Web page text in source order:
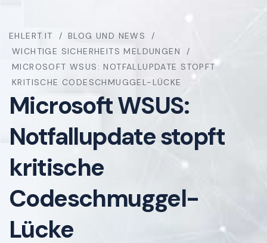
EHLERT.IT
BLOG UND NEWS
WICHTIGE SICHERHEITS MELDUNGEN
MICROSOFT WSUS: NOTFALLUPDATE STOPFT
KRITISCHE CODESCHMUGGEL-LÜCKE
Microsoft WSUS:
Notfallupdate stopft
kritische
Codeschmuggel-
Lücke